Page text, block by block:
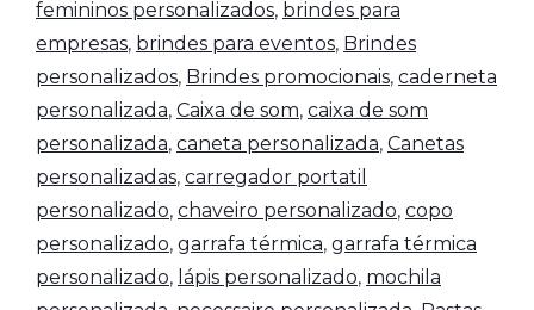
femininos personalizados, brindes para
empresas, brindes para eventos, Brindes
personalizados, Brindes promocionais, caderneta
personalizada, Caixa de som, caixa de som
personalizada, caneta personalizada, Canetas
personalizadas, carregador portatil
personalizado, chaveiro personalizado, copo
personalizado, garrafa térmica, garrafa térmica
personalizado, lápis personalizado, mochila